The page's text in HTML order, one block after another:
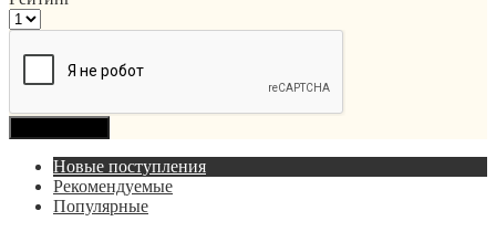
Новые поступления
Рекомендуемые
Популярные